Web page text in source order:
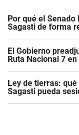
Por qué el
Sagasti de forma
El Gobierno
Ruta Nacional 7
Ley de tierras:
Sagasti pueda